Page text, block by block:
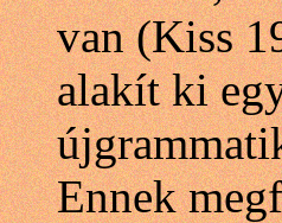
van (Kiss
alakít ki
Ennek